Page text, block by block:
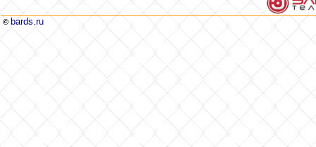
© bards.ru